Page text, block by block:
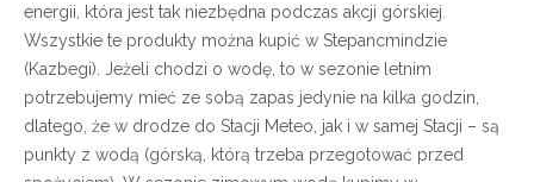
energii, która jest tak niezbędna podczas akcji górskiej.
Wszystkie te produkty można kupić w Stepancmindzie
(Kazbegi). Jeżeli chodzi o wodę, to w sezonie letnim
potrzebujemy mieć ze sobą zapas jedynie na kilka godzin,
dlatego, że w drodze do Stacji Meteo, jak i w samej Stacji – są
punkty z wodą (górską, którą trzeba przegotować przed